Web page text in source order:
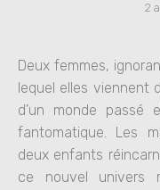
2
Deux femmes,
lequel elles viennent
d’un monde passé
fantomatique. Les
deux enfants
ce nouvel univers